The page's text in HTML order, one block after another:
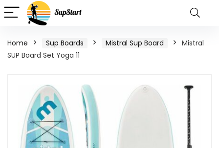
Home Sup Boards Mistral Sup Board
Mistral
SUP Board Set Yoga 11